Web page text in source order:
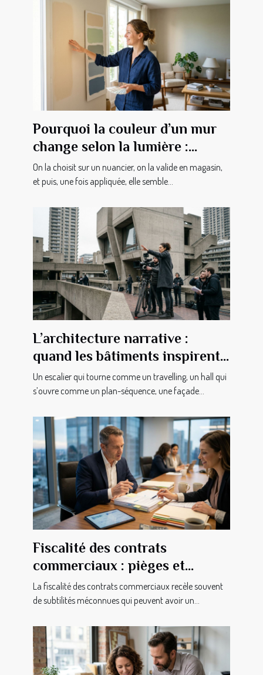
Pourquoi la couleur d’un mur
change selon la lumière :
secrets révélés
On la choisit sur un nuancier, on la valide en magasin,
et puis, une fois appliquée, elle semble...
L’architecture narrative :
quand les bâtiments inspirent
les cinéastes
Un escalier qui tourne comme un travelling, un hall qui
s’ouvre comme un plan-séquence, une façade...
Fiscalité des contrats
commerciaux : pièges et
astuces insoupçonnés pour
dirigeants
La fiscalité des contrats commerciaux recèle souvent
de subtilités méconnues qui peuvent avoir un...